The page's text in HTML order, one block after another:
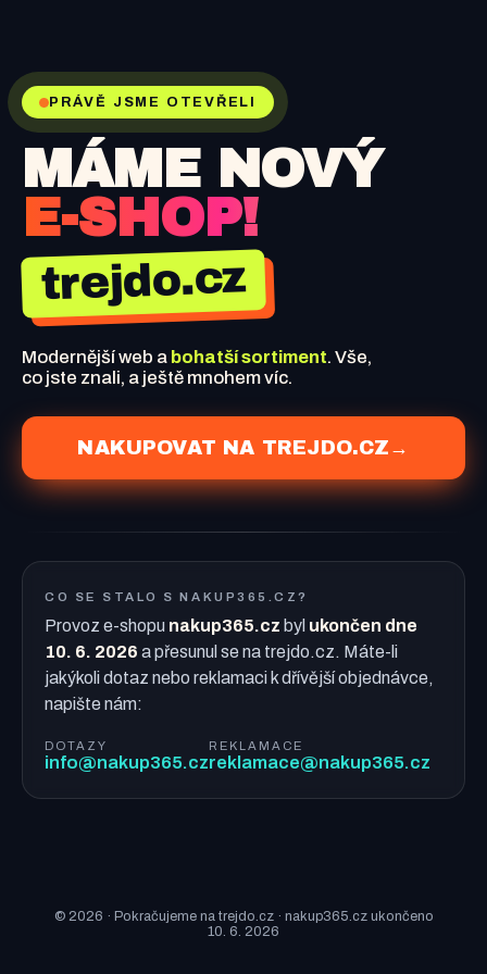
PRÁVĚ JSME OTEVŘELI
MÁME NOVÝ
E-SHOP!
trejdo.cz
Modernější web a bohatší sortiment. Vše,
co jste znali, a ještě mnohem víc.
NAKUPOVAT NA TREJDO.CZ →
CO SE STALO S NAKUP365.CZ?
Provoz e-shopu nakup365.cz byl ukončen dne
10. 6. 2026 a přesunul se na trejdo.cz. Máte-li
jakýkoli dotaz nebo reklamaci k dřívější objednávce,
napište nám:
DOTAZY
info@nakup365.cz
REKLAMACE
reklamace@nakup365.cz
© 2026 · Pokračujeme na trejdo.cz · nakup365.cz ukončeno
10. 6. 2026